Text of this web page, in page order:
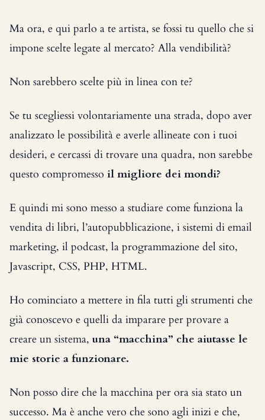
Ma ora, e qui parlo a te artista, se fossi tu quello che si
impone scelte legate al mercato? Alla vendibilità?
Non sarebbero scelte più in linea con te?
Se tu scegliessi volontariamente una strada, dopo aver
analizzato le possibilità e averle allineate con i tuoi
desideri, e cercassi di trovare una quadra, non sarebbe
questo compromesso il migliore dei mondi?
E quindi mi sono messo a studiare come funziona la
vendita di libri, l’autopubblicazione, i sistemi di email
marketing, il podcast, la programmazione del sito,
Javascript, CSS, PHP, HTML.
Ho cominciato a mettere in fila tutti gli strumenti che
già conoscevo e quelli da imparare per provare a
creare un sistema, una “macchina” che aiutasse le
mie storie a funzionare.
Non posso dire che la macchina per ora sia stato un
successo. Ma è anche vero che sono agli inizi e che,